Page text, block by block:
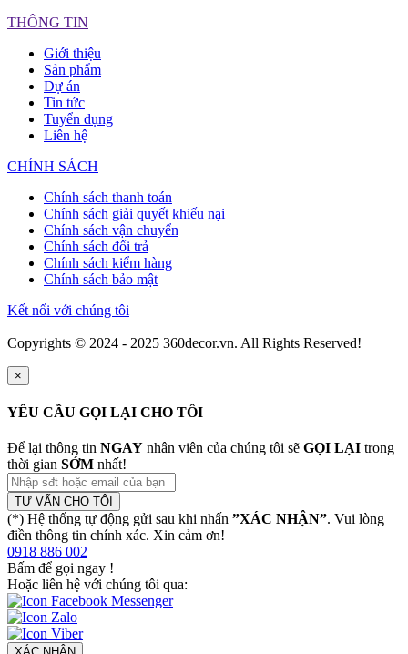
THÔNG TIN
Giới thiệu
Sản phẩm
Dự án
Tin tức
Tuyển dụng
Liên hệ
CHÍNH SÁCH
Chính sách thanh toán
Chính sách giải quyết khiếu nại
Chính sách vận chuyển
Chính sách đổi trả
Chính sách kiểm hàng
Chính sách bảo mật
Kết nối với chúng tôi
Copyrights © 2024 - 2025 360decor.vn. All Rights Reserved!
×
YÊU CẦU GỌI LẠI CHO TÔI
Để lại thông tin NGAY nhân viên của chúng tôi sẽ GỌI LẠI trong
thời gian SỚM nhất!
TƯ VẤN CHO TÔI
(*) Hệ thống tự động gửi sau khi nhấn ”XÁC NHẬN”. Vui lòng
điền thông tin chính xác. Xin cảm ơn!
0918 886 002
Bấm để gọi ngay !
Hoặc liên hệ với chúng tôi qua: